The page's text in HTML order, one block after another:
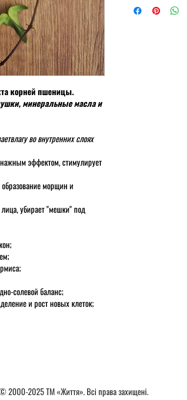
корней пшеницы.
минеральные масла и
во внутренних слоях
эффектом, стимулирует
морщин и
убирает "мешки" под
солевой баланс;
и рост новых клеток;
пшениці, кунжуту,
2000-2025 ТМ «Життя». Всі права захищені.